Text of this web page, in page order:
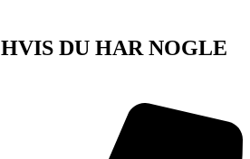
DU HAR NOGLE